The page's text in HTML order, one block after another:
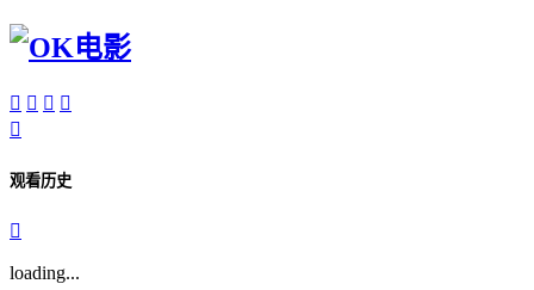
   

观看历史

loading...